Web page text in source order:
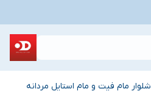
شلوار مام فیت و مام استایل مردانه